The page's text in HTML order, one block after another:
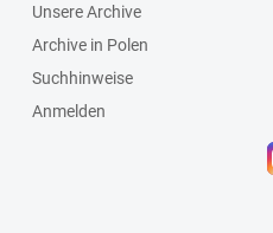
Unsere Archive
Archive in Polen
Suchhinweise
Anmelden